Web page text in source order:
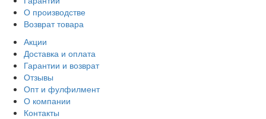
О производстве
Возврат товара
Акции
Доставка и оплата
Гарантии и возврат
Отзывы
Опт и фулфилмент
О компании
Контакты